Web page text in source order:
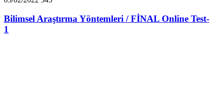
Bilimsel Araştırma Yöntemleri / FİNAL Online Test-
1